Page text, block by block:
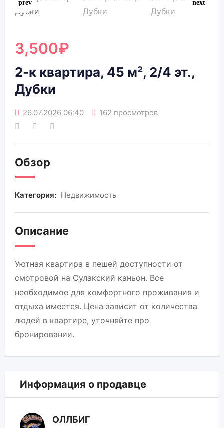
3,500₽
2-к квартира, 45 м², 2/4 эт.,
Дубки
26.07.2026 06:40 162 просмотров
Обзор
Категория: Недвижимость
Описание
Уютная квартира в пешей доступности от
смотровой на Сулакский каньон. Все
необходимое для комфортного проживания и
отдыха имеется. Цена зависит от количества
людей в квартире, уточняйте про
бронировании.
Информация о продавце
ОЛЛБИГ